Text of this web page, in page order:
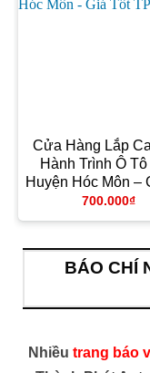
Cửa Hàng Lắp
Hành Trình Ô
Huyện Hóc Môn –
TPHCM
700.000₫
BÁO CHÍ
Nhiều trang báo